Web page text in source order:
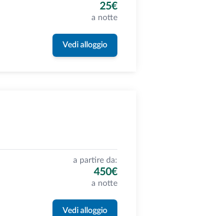
25€
a notte
Vedi alloggio
a partire da:
450€
a notte
Vedi alloggio